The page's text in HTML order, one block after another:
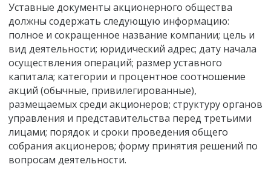
Уставные документы акционерного общества
должны содержать следующую информацию:
полное и сокращенное название компании; цель и
вид деятельности; юридический адрес; дату начала
осуществления операций; размер уставного
капитала; категории и процентное соотношение
акций (обычные, привилегированные),
размещаемых среди акционеров; структуру органов
управления и представительства перед третьими
лицами; порядок и сроки проведения общего
собрания акционеров; форму принятия решений по
вопросам деятельности.